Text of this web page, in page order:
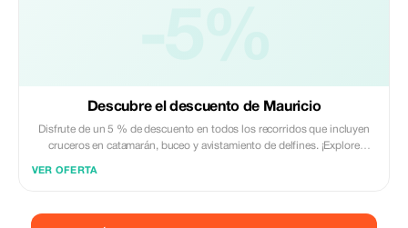
Descubre el descuento de Mauricio
Disfrute de un 5 % de descuento en todos los recorridos que incluyen
cruceros en catamarán, buceo y avistamiento de delfines. ¡Explore
VER OFERTA